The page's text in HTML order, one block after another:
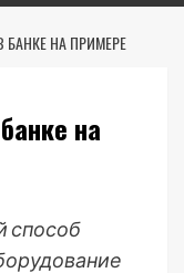
НА ПРИМЕРЕ
на
способ